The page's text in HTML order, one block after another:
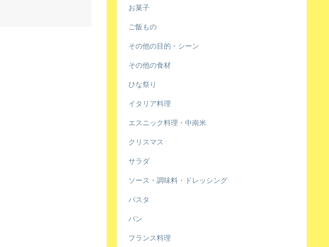
お菓子
ご飯もの
その他の目的・シーン
その他の食材
ひな祭り
イタリア料理
エスニック料理・中南米
クリスマス
サラダ
ソース・調味料・ドレッシング
パスタ
パン
フランス料理